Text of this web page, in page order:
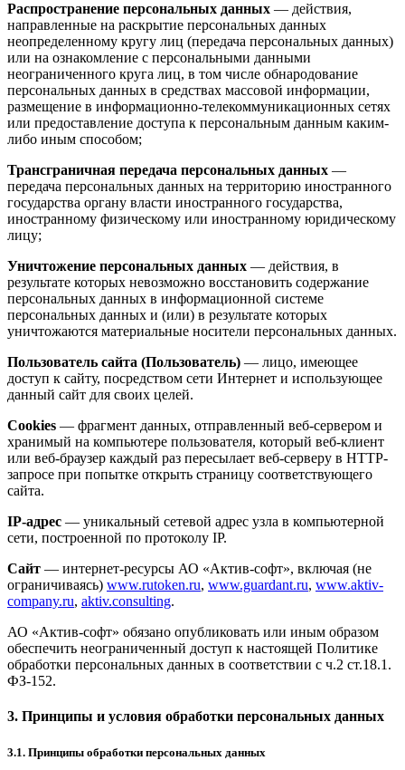
Распространение персональных данных — действия,
направленные на раскрытие персональных данных
неопределенному кругу лиц (передача персональных данных)
или на ознакомление с персональными данными
неограниченного круга лиц, в том числе обнародование
персональных данных в средствах массовой информации,
размещение в информационно-телекоммуникационных сетях
или предоставление доступа к персональным данным каким-
либо иным способом;
Трансграничная передача персональных данных —
передача персональных данных на территорию иностранного
государства органу власти иностранного государства,
иностранному физическому или иностранному юридическому
лицу;
Уничтожение персональных данных — действия, в
результате которых невозможно восстановить содержание
персональных данных в информационной системе
персональных данных и (или) в результате которых
уничтожаются материальные носители персональных данных.
Пользователь сайта (Пользователь) — лицо, имеющее
доступ к сайту, посредством сети Интернет и использующее
данный сайт для своих целей.
Cookies — фрагмент данных, отправленный веб-сервером и
хранимый на компьютере пользователя, который веб-клиент
или веб-браузер каждый раз пересылает веб-серверу в HTTP-
запросе при попытке открыть страницу соответствующего
сайта.
IP-адрес — уникальный сетевой адрес узла в компьютерной
сети, построенной по протоколу IP.
Сайт — интернет-ресурсы АО «Актив-софт», включая (не
ограничиваясь) www.rutoken.ru, www.guardant.ru, www.aktiv-
company.ru, aktiv.consulting.
АО «Актив-софт» обязано опубликовать или иным образом
обеспечить неограниченный доступ к настоящей Политике
обработки персональных данных в соответствии с ч.2 ст.18.1.
ФЗ-152.
3. Принципы и условия обработки персональных данных
3.1. Принципы обработки персональных данных